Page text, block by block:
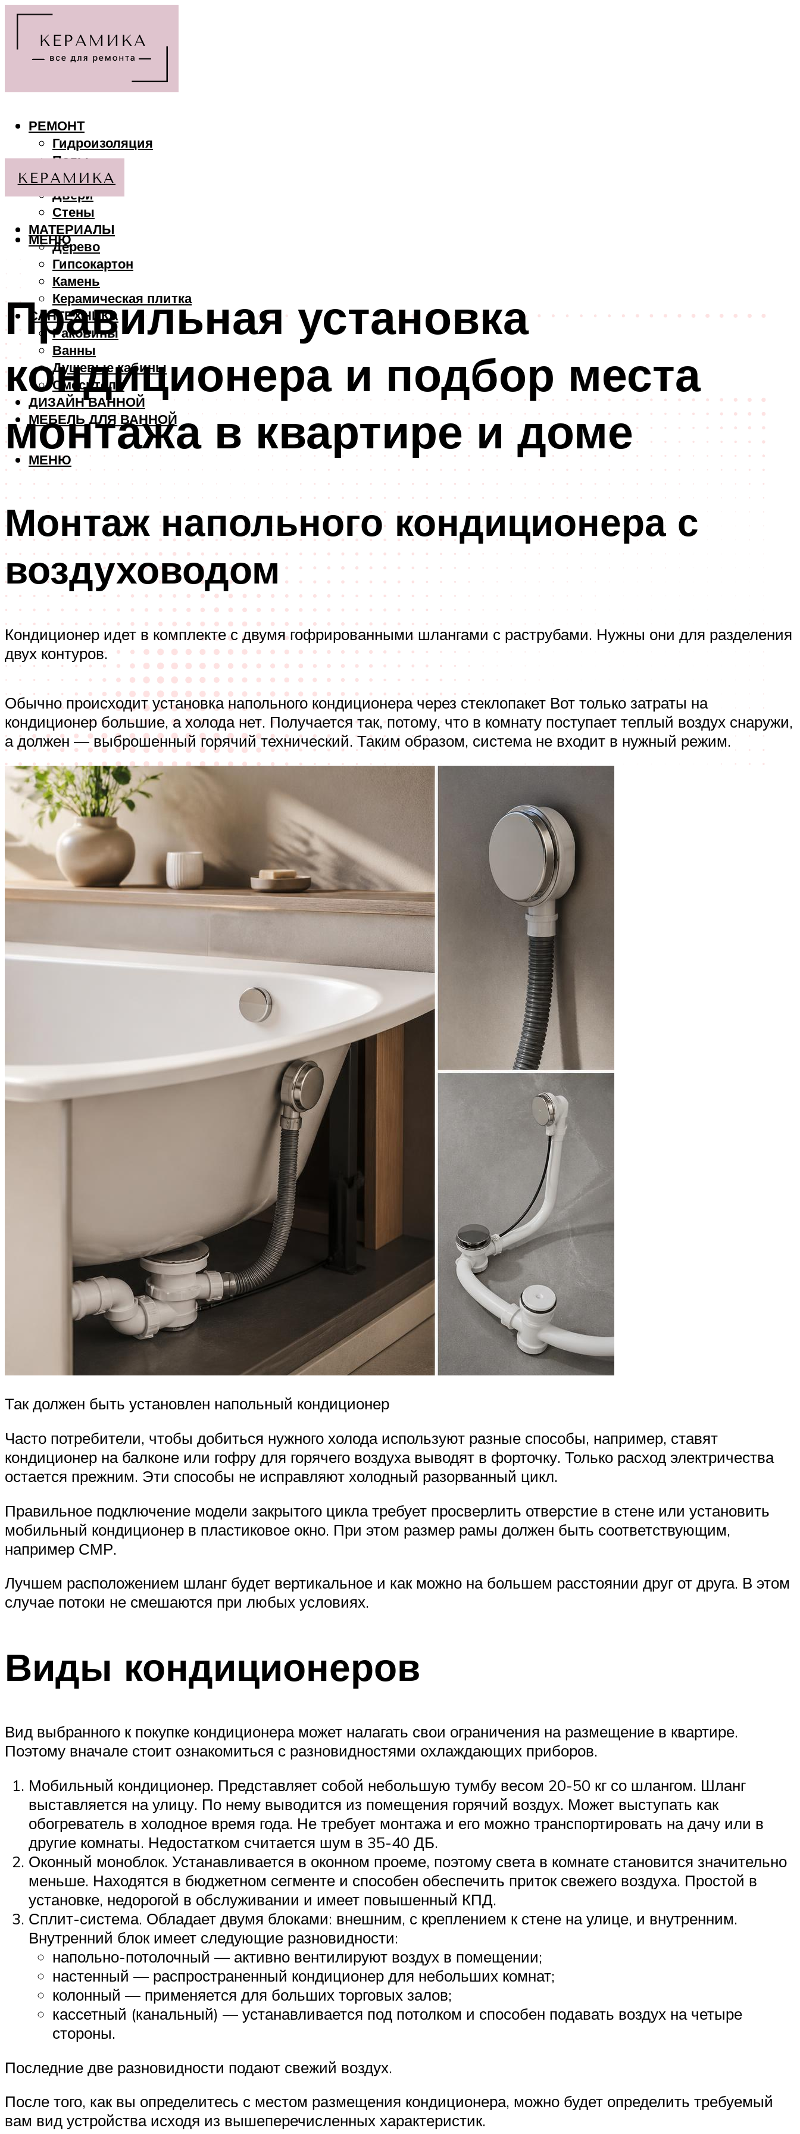
РЕМОНТ
Гидроизоляция
Полы
Потолки
Двери
Стены
МАТЕРИАЛЫ
Дерево
Гипсокартон
Камень
Керамическая плитка
САНТЕХНИКА
Раковины
Ванны
Душевые кабины
Смесители
ДИЗАЙН ВАННОЙ
МЕБЕЛЬ ДЛЯ ВАННОЙ
МЕНЮ
МЕНЮ
Правильная установка
кондиционера и подбор места
монтажа в квартире и доме
Монтаж напольного кондиционера с
воздуховодом
Кондиционер идет в комплекте с двумя гофрированными шлангами с раструбами. Нужны они для разделения
двух контуров.
Обычно происходит установка напольного кондиционера через стеклопакет Вот только затраты на
кондиционер большие, а холода нет. Получается так, потому, что в комнату поступает теплый воздух снаружи,
а должен — выброшенный горячий технический. Таким образом, система не входит в нужный режим.
Так должен быть установлен напольный кондиционер
Часто потребители, чтобы добиться нужного холода используют разные способы, например, ставят
кондиционер на балконе или гофру для горячего воздуха выводят в форточку. Только расход электричества
остается прежним. Эти способы не исправляют холодный разорванный цикл.
Правильное подключение модели закрытого цикла требует просверлить отверстие в стене или установить
мобильный кондиционер в пластиковое окно. При этом размер рамы должен быть соответствующим,
например СМР.
Лучшем расположением шланг будет вертикальное и как можно на большем расстоянии друг от друга. В этом
случае потоки не смешаются при любых условиях.
Виды кондиционеров
Вид выбранного к покупке кондиционера может налагать свои ограничения на размещение в квартире.
Поэтому вначале стоит ознакомиться с разновидностями охлаждающих приборов.
Мобильный кондиционер. Представляет собой небольшую тумбу весом 20-50 кг со шлангом. Шланг
выставляется на улицу. По нему выводится из помещения горячий воздух. Может выступать как
обогреватель в холодное время года. Не требует монтажа и его можно транспортировать на дачу или в
другие комнаты. Недостатком считается шум в 35-40 ДБ.
Оконный моноблок. Устанавливается в оконном проеме, поэтому света в комнате становится значительно
меньше. Находятся в бюджетном сегменте и способен обеспечить приток свежего воздуха. Простой в
установке, недорогой в обслуживании и имеет повышенный КПД.
Сплит-система. Обладает двумя блоками: внешним, с креплением к стене на улице, и внутренним.
Внутренний блок имеет следующие разновидности:
напольно-потолочный — активно вентилируют воздух в помещении;
настенный — распространенный кондиционер для небольших комнат;
колонный — применяется для больших торговых залов;
кассетный (канальный) — устанавливается под потолком и способен подавать воздух на четыре
стороны.
Последние две разновидности подают свежий воздух.
После того, как вы определитесь с местом размещения кондиционера, можно будет определить требуемый
вам вид устройства исходя из вышеперечисленных характеристик.